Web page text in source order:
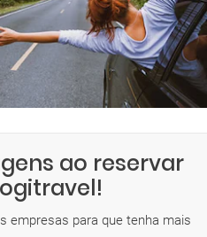
abertos todo o dia.
os horários exatos durante o
ao reservar
empresas para que tenha mais